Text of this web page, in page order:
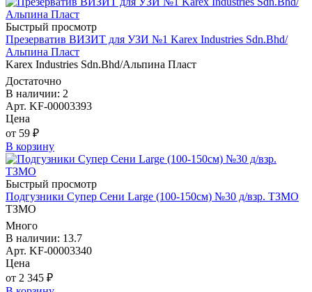
Быстрый просмотр
Презерватив ВИЗИТ для УЗИ №1 Karex Industries Sdn.Bhd/
Альпина Пласт
Karex Industries Sdn.Bhd/Альпина Пласт
Достаточно
В наличии: 2
Арт. KF-00003393
Цена
от 59 ₽
В корзину
Быстрый просмотр
Подгузники Супер Сени Large (100-150см) №30 д/взр. ТЗМО
ТЗМО
Много
В наличии: 13.7
Арт. KF-00003340
Цена
от 2 345 ₽